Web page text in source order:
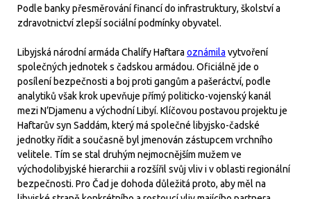
Podle banky přesměrování financí do infrastruktury, školství a
zdravotnictví zlepší sociální podmínky obyvatel.
Libyjská národní armáda Chalífy Haftara oznámila vytvoření
společných jednotek s čadskou armádou. Oficiálně jde o
posílení bezpečnosti a boj proti gangům a pašeráctví, podle
analytiků však krok upevňuje přímý politicko-vojenský kanál
mezi N’Djamenu a východní Libyí. Klíčovou postavou projektu je
Haftarův syn Saddám, který má společné libyjsko-čadské
jednotky řídit a současně byl jmenován zástupcem vrchního
velitele. Tím se stal druhým nejmocnějším mužem ve
východolibyjské hierarchii a rozšířil svůj vliv i v oblasti regionální
bezpečnosti. Pro Čad je dohoda důležitá proto, aby měl na